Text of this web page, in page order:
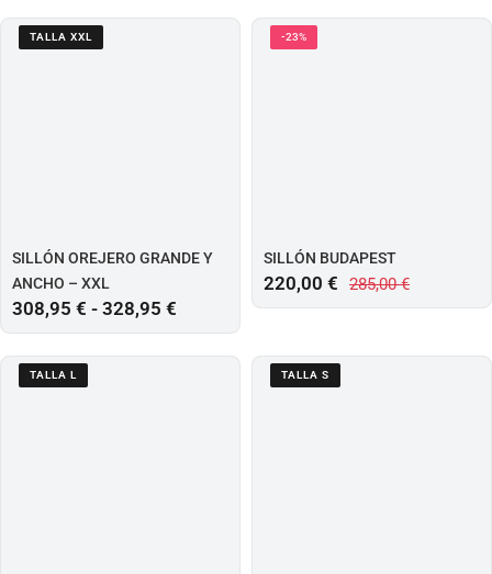
SILLONES
LACTANCIA
SILLONES
OREJEROS
TALLA XXL
SILLÓN OREJERO GRANDE Y
ANCHO – XXL
308,95 € - 328,95 €
-23%
SILLÓN BUDAPEST
285,00€
220,00 €
TALLA L TALLA S